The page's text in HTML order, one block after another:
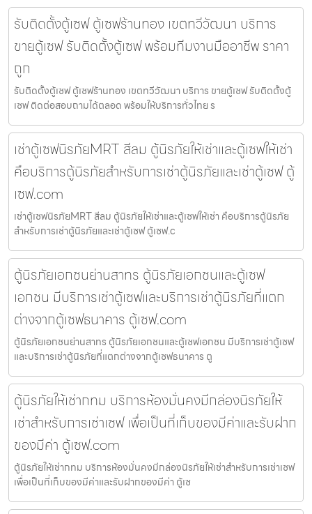
รับติดตั้งตู้เซฟ ตู้เซฟร้านทอง เขตทวีวัฒนา บริการ
ขายตู้เซฟ รับติดตั้งตู้เซฟ พร้อมทีมงานมืออาชีพ ราคา
ถูก
รับติดตั้งตู้เซฟ ตู้เซฟร้านทอง เขตทวีวัฒนา บริการ ขายตู้เซฟ รับติดตั้งตู้
เซฟ ติดต่อสอบถามได้ตลอด พร้อมให้บริการทั่วไทย ร
เช่าตู้เซฟนิรภัยMRT สีลม ตู้นิรภัยให้เช่าและตู้เซฟให้เช่า
คือบริการตู้นิรภัยสำหรับการเช่าตู้นิรภัยและเช่าตู้เซฟ ตู้
เซฟ.com
เช่าตู้เซฟนิรภัยMRT สีลม ตู้นิรภัยให้เช่าและตู้เซฟให้เช่า คือบริการตู้นิรภัย
สำหรับการเช่าตู้นิรภัยและเช่าตู้เซฟ ตู้เซฟ.c
ตู้นิรภัยเอกชนย่านสาทร ตู้นิรภัยเอกชนและตู้เซฟ
เอกชน มีบริการเช่าตู้เซฟและบริการเช่าตู้นิรภัยที่แตก
ต่างจากตู้เซฟธนาคาร ตู้เซฟ.com
ตู้นิรภัยเอกชนย่านสาทร ตู้นิรภัยเอกชนและตู้เซฟเอกชน มีบริการเช่าตู้เซฟ
และบริการเช่าตู้นิรภัยที่แตกต่างจากตู้เซฟธนาคาร ตู
ตู้นิรภัยให้เช่ากทม บริการห้องมั่นคงมีกล่องนิรภัยให้
เช่าสำหรับการเช่าเซฟ เพื่อเป็นที่เก็บของมีค่าและรับฝาก
ของมีค่า ตู้เซฟ.com
ตู้นิรภัยให้เช่ากทม บริการห้องมั่นคงมีกล่องนิรภัยให้เช่าสำหรับการเช่าเซฟ
เพื่อเป็นที่เก็บของมีค่าและรับฝากของมีค่า ตู้เซ